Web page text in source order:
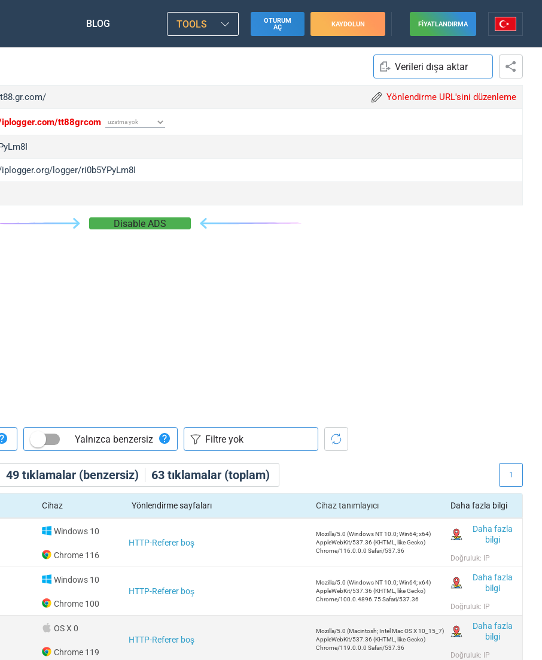
BLOG TOOLS
OTURUM
AÇ
KAYDOLUN FIYATLANDIRMA
Verileri dışa aktar
Yönlendirme URL'sini düzenleme
iplogger.com/tt88grcom
logger/ri0b5YPyLm8I
Disable ADS
49 tıklamalar (benzersiz) 63 tıklamalar (toplam)
Yalnızca benzersiz
1
Cihaz Yönlendirme sayfaları Cihaz tanımlayıcı Daha fazla bilgi
Windows 10
Chrome 116
HTTP-Referer boş
Mozilla/5.0 (Windows NT 10.0; Win64; x64)
AppleWebKit/537.36 (KHTML, like Gecko)
Chrome/116.0.0.0 Safari/537.36
Daha fazla
bilgi
Doğruluk: IP
Windows 10
Chrome 100
HTTP-Referer boş
Mozilla/5.0 (Windows NT 10.0; Win64; x64)
AppleWebKit/537.36 (KHTML, like Gecko)
Chrome/100.0.4896.75 Safari/537.36
Daha fazla
bilgi
Doğruluk: IP
OS X 0
Chrome 119
HTTP-Referer boş
Mozilla/5.0 (Macintosh; Intel Mac OS X 10_15_7)
AppleWebKit/537.36 (KHTML, like Gecko)
Chrome/119.0.0.0 Safari/537.36
Daha fazla
bilgi
Doğruluk: IP